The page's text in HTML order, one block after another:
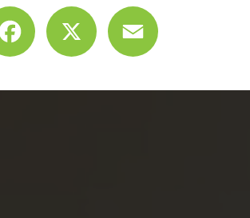
Facebook